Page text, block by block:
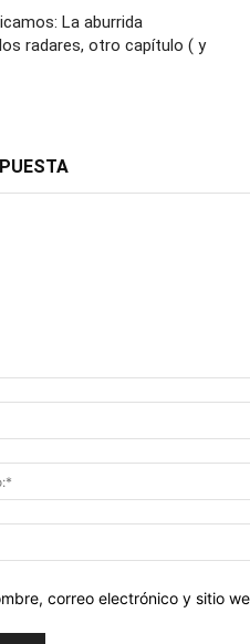
La aburrida
radares, otro capítulo ( y
correo electrónico y sitio